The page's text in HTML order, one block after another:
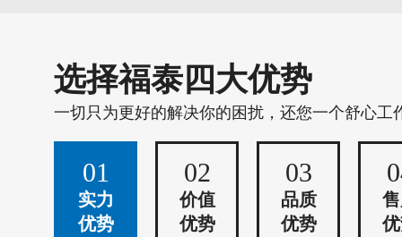
选择福泰四大优势
一切只为更好的解决你的困扰，还您一个舒心工
01
实力
优势
02
价值
优势
03
品质
优势